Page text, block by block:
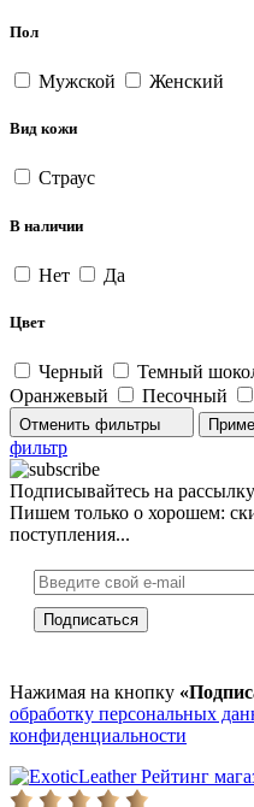
Пол
Мужской Женский
Вид кожи
Страус
В наличии
Нет Да
Цвет
Черный Темный
Оранжевый
Песочный
Отменить фильтры
фильтр
Подписывайтесь на рассылку
Пишем только о хорошем:
поступления...
Нажимая на кнопку
обработку персональных
конфиденциальности
Рейтинг